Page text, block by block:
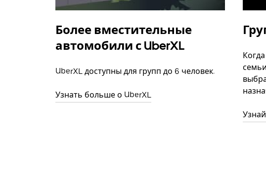
Более вместительные
автомобили с UberXL
UberXL доступны для групп до 6 человек.
Узнать больше о UberXL